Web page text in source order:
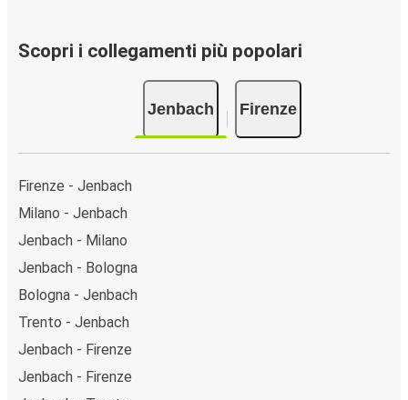
Scopri i collegamenti più popolari
Jenbach Firenze
Firenze - Jenbach
Milano - Jenbach
Jenbach - Milano
Jenbach - Bologna
Bologna - Jenbach
Trento - Jenbach
Jenbach - Firenze
Jenbach - Firenze